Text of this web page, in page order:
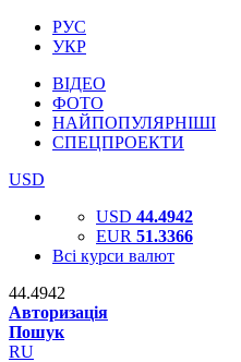
РУС
УКР
ВІДЕО
ФОТО
НАЙПОПУЛЯРНІШІ
СПЕЦПРОЕКТИ
USD
USD 44.4942
EUR 51.3366
Всі курси валют
44.4942
Авторизація
Пошук
RU